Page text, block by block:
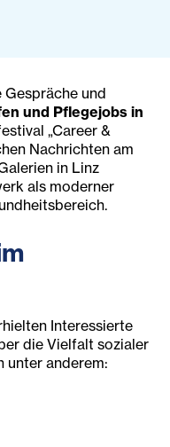
Gespräche und
und Pflegejobs in
„Career &
Nachrichten am
in Linz
als moderner
Interessierte
die Vielfalt sozialer
unter anderem: